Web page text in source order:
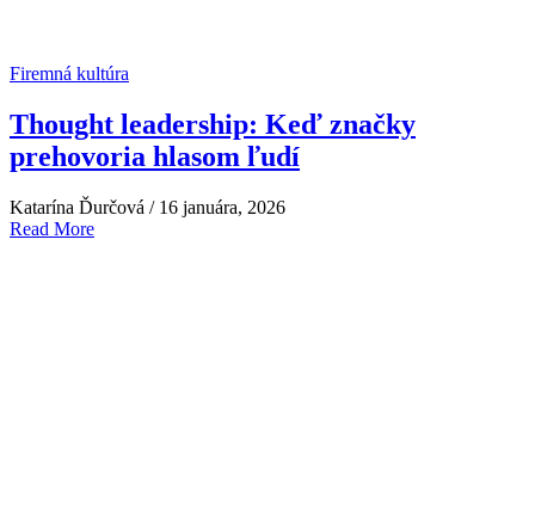
Firemná kultúra
Thought leadership: Keď značky
prehovoria hlasom ľudí
Katarína Ďurčová / 16 januára, 2026
Read More